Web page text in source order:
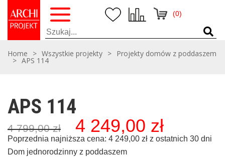
(0)
Home > Wszystkie projekty > Projekty domów z poddaszem
> APS 114
APS 114
4 799,00zł
Pierwotna
cena
wynosiła:
4
799,00 zł,
4 249,00 złcena
wynosi:
4
Poprzednia najniższa cena: 4 249,00 zł z ostatnich 30 dni
Dom jednorodzinny z poddaszem